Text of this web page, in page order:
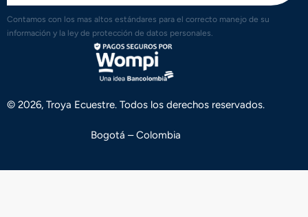
Contamos con los mas altos estándares para el correcto manejo de su
información y la ley de protección de datos personales.
© 2026, Troya Ecuestre. Todos los derechos reservados.
Bogotá – Colombia